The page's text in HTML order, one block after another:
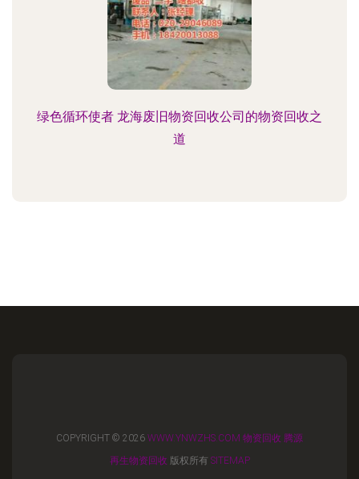
绿色循环使者 龙海废旧物资回收公司的物资回收之
道
COPYRIGHT © 2026 WWW.YNWZHS.COM 物资回收 腾源
再生物资回收 版权所有 SITEMAP